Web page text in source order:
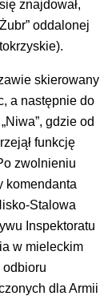
znajdował,
oddalonej
skierowany
a następnie do
gdzie od
funkcję
zwolnieniu
komendanta
Stalowa
Inspektoratu
w mieleckim
odbioru
dla Armii